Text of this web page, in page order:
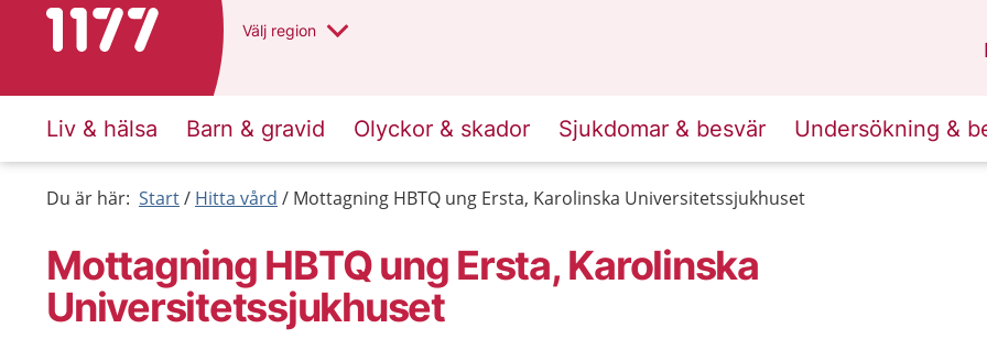
Till startsidan för 1177 Välj region
Liv & hälsa Barn & gravid Olyckor & skador Sjukdomar & besvär Undersökning &
Du är här: Start Hitta vård Mottagning HBTQ ung Ersta, Karolinska Universitetssjukhuset
Mottagning HBTQ ung Ersta, Karolinska
Universitetssjukhuset